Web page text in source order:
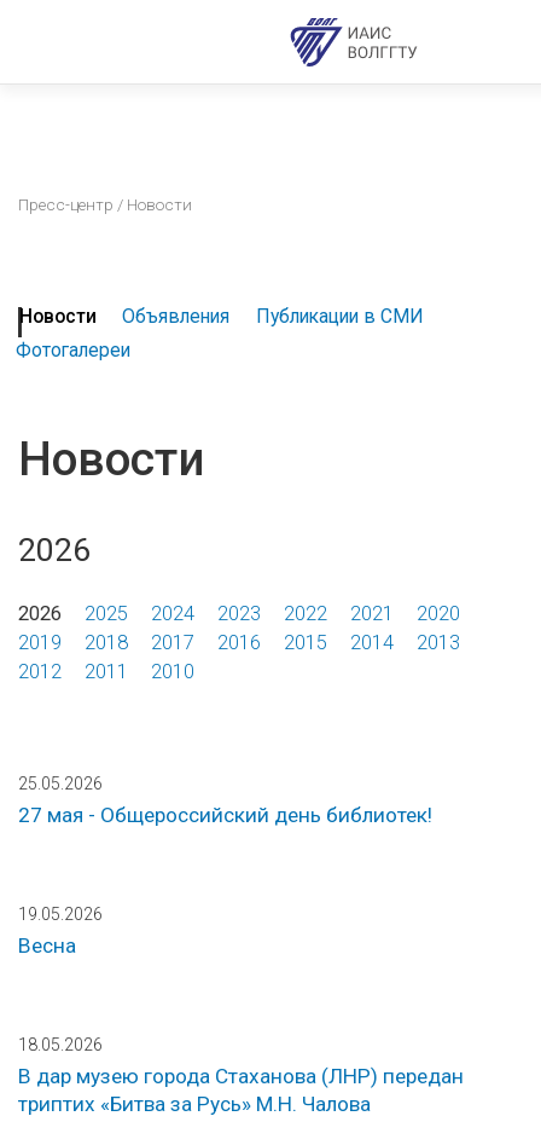
Пресс-центр / Новости
Новости Объявления
Публикации в СМИ
Фотогалереи
Новости
2026
2026 2025 2024 2023 2022 2021
2020
2019
2018 2017 2016 2015 2014
2013
2012
2011 2010
25.05.2026
27 мая - Общероссийский день библиотек!
19.05.2026
Весна
18.05.2026
В дар музею города Стаханова (ЛНР) передан
триптих «Битва за Русь» М.Н. Чалова